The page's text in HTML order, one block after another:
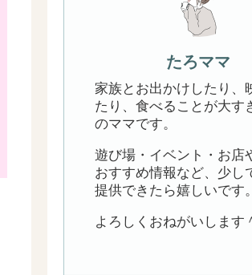
たろママ
家族とお出かけしたり、
たり、食べることが大す
のママです。
遊び場・イベント・お店
おすすめ情報など、少し
提供できたら嬉しいです。
よろしくおねがいします